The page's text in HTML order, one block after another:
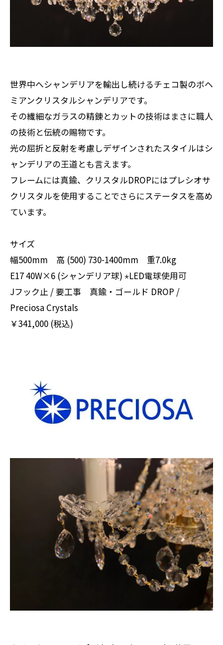
世界中へシャンデリアを輸出し続けるチェコ製のボヘ
ミアンクリスタルシャンデリアです。
その繊細なガラスの精錬とカットの技術はまさに職人
の技術と伝統の賜物です。
光の屈折と反射を考慮しデザインされたスタイルはシ
ャンデリアの王道とも言えます。
フレームには真鍮、クリスタルDROPにはプレシオサ
クリスタルを使用することでさらにステータスを高め
ています。
サイズ
幅500mm 高 (500) 730-1400mm 重7.0kg
E17 40W×6 (シャンデリア球) ⋆LED電球使用可
Jフック止 / 要工事 真鍮・ゴールド DROP /
Preciosa Crystals
￥341,000 (税込)